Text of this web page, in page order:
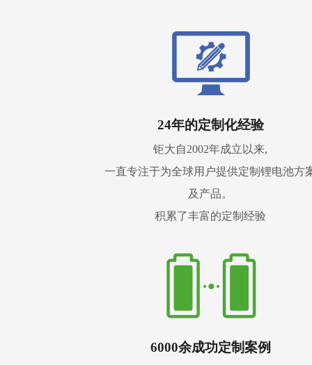
24年的定制化经验
钜大自2002年成立以来,
一直专注于为全球用户提供定制锂电池方
及产品。
积累了丰富的定制经验
6000余成功定制案例